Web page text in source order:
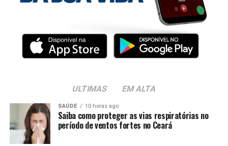
ULTIMAS EM ALTA
SAÚDE 10 horas ago
Saiba como proteger as vias respiratórias no
período de ventos fortes no Ceará